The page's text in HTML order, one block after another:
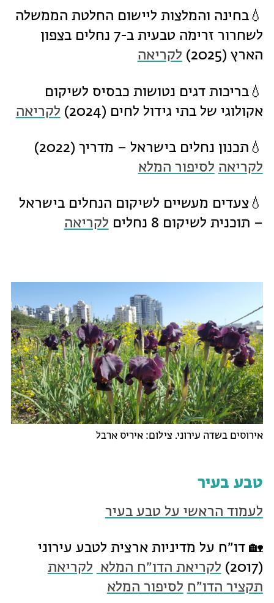
💧בחינה והמלצות ליישום החלטת הממשלה
לשחרור זרימה טבעית ב-7 נחלים בצפון
הארץ (2025)
לקריאה
💧בריכות דגים נטושות כבסיס לשיקום
אקולוגי של בתי גידול לחים (2024)
לקריאה
💧תכנון נחלים בישראל – מדריך (2022)
לקריאה לסיפור המלא
💧צעדים מעשיים לשיקום הנחלים בישראל
– תוכנית לשיקום 8 נחלים
לקריאה
אירוסים בשדה עירוני. צילום: איריס ארבל
טבע בעיר
לעמוד הראשי על טבע בעיר
🏡 דו״ח על מדיניות ארצית לטבע עירוני
(2017)
לקריאת הדו״ח המלא
לקריאת
תקציר הדו״ח לסיפור המלא